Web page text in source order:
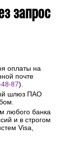
запрос
оплаты на
почте
87).
шлюз ПАО
любого банка
и в строгом
Visa,